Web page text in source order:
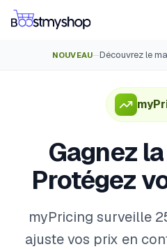
Pour les vendeursPour les 3PLPour
Vendre en magasin
IA e-commerce
ContactCas clients Ressources
VOS APPS
NOUVEAU—Découvrez le
Gagnez
Protégez
myPricing surveille
ajuste vos prix en